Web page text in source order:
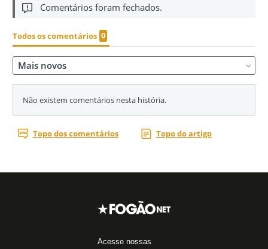
Acesse nossas